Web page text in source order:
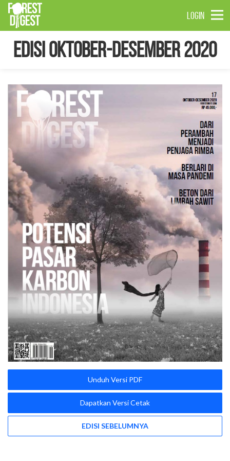
LOGIN
Edisi Oktober-Desember 2020
Unduh Versi PDF
Dapatkan Versi Cetak
EDISI SEBELUMNYA